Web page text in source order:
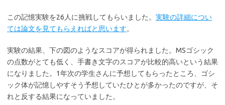
この記憶実験を26人に挑戦してもらいました。 実験の詳細につい
ては論文を見てもらえればと思います。
実験の結果、下の図のようなスコアが得られました。MSゴシック
の点数がとても低く、手書き文字のスコアが比較的高いという結果
になりました。1年次の学生さんに予想してもらったところ、ゴシ
ック体が記憶しやすそう予想していたひとが多かったのですが、そ
れと反する結果になっていました。